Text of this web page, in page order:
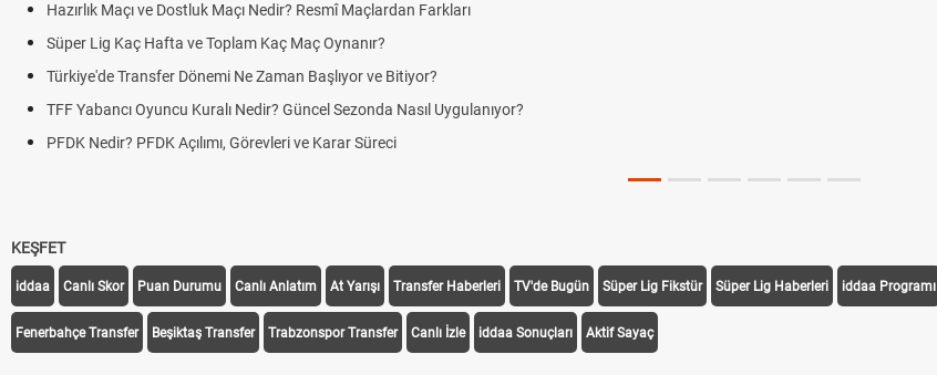
Hazırlık Maçı ve Dostluk Maçı Nedir? Resmî Maçlardan Farkları
Süper Lig Kaç Hafta ve Toplam Kaç Maç Oynanır?
Türkiye'de Transfer Dönemi Ne Zaman Başlıyor ve Bitiyor?
TFF Yabancı Oyuncu Kuralı Nedir? Güncel Sezonda Nasıl Uygulanıyor?
PFDK Nedir? PFDK Açılımı, Görevleri ve Karar Süreci
KEŞFET
iddaa Canlı Skor Puan Durumu Canlı Anlatım At Yarışı Transfer Haberleri TV'de Bugün Süper Lig Fikstür Süper Lig Haberleri iddaa Programı
Fenerbahçe Transfer Beşiktaş Transfer Trabzonspor Transfer Canlı İzle iddaa Sonuçları Aktif Sayaç